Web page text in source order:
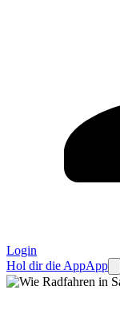
Login
Hol dir die AppApp